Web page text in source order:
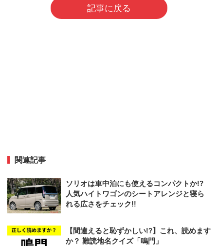
記事に戻る
関連記事
ソリオは車中泊にも使えるコンパクトか!?
人気ハイトワゴンのシートアレンジと寝ら
れる広さをチェック!!
【間違えると恥ずかしい!?】これ、読めます
か？ 難読地名クイズ「鳴門」